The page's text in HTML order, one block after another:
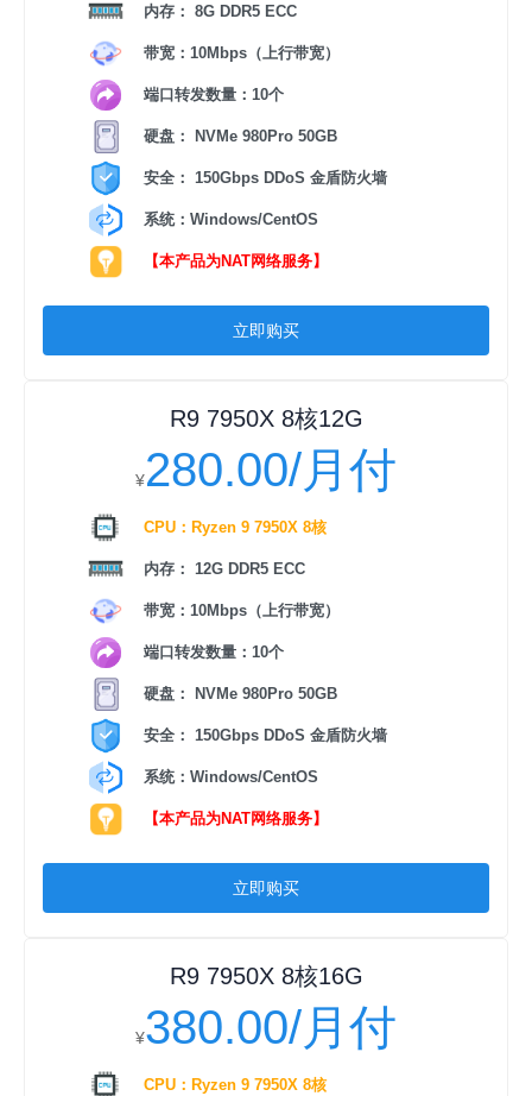
内存： 8G DDR5 ECC
带宽：10Mbps（上行带宽）
端口转发数量：10个
硬盘： NVMe 980Pro 50GB
安全： 150Gbps DDoS 金盾防火墙
系统：Windows/CentOS
【本产品为NAT网络服务】
立即购买
R9 7950X 8核12G
¥280.00/月付
CPU：Ryzen 9 7950X 8核
内存： 12G DDR5 ECC
带宽：10Mbps（上行带宽）
端口转发数量：10个
硬盘： NVMe 980Pro 50GB
安全： 150Gbps DDoS 金盾防火墙
系统：Windows/CentOS
【本产品为NAT网络服务】
立即购买
R9 7950X 8核16G
¥380.00/月付
CPU：Ryzen 9 7950X 8核